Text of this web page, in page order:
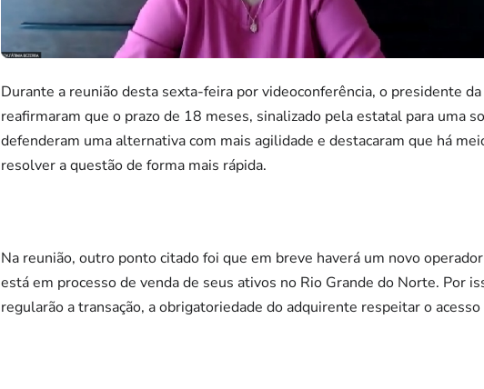
Durante a reunião desta sexta-feira por videoconferência, o presidente
reafirmaram que o prazo de 18 meses, sinalizado pela estatal para uma
defenderam uma alternativa com mais agilidade e destacaram que há
resolver a questão de forma mais rápida.
Na reunião, outro ponto citado foi que em breve haverá um novo
está em processo de venda de seus ativos no Rio Grande do Norte. Por
regularão a transação, a obrigatoriedade do adquirente respeitar o